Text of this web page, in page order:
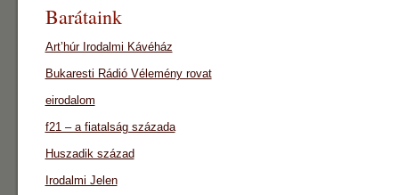
Barátaink
Art’húr Irodalmi Kávéház
Bukaresti Rádió Vélemény rovat
eirodalom
f21 – a fiatalság százada
Huszadik század
Irodalmi Jelen